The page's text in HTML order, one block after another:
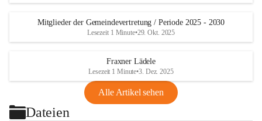
Mitglieder der Gemeindevertretung / Periode 2025 - 2030
Lesezeit 1 Minute•29. Okt. 2025
Fraxner Lädele
Lesezeit 1 Minute•3. Dez. 2025
Alle Artikel sehen
Dateien